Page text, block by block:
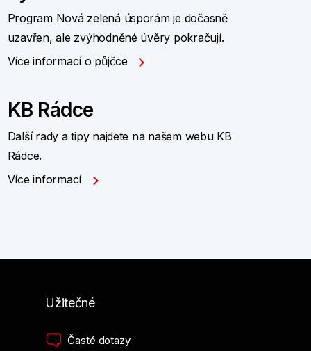
Program Nová zelená úsporám je dočasně
uzavřen, ale zvýhodněné úvěry pokračují.
Více informací o půjčce
KB Rádce
Další rady a tipy najdete na našem webu KB
Rádce.
Více informací
Užitečné
Časté dotazy